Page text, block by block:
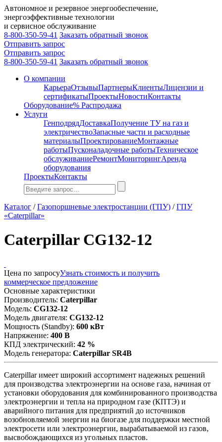
Автономное и резервное энергообеспечение,
энергоэффективные технологии
и сервисное обслуживание
8-800-350-59-41 Заказать обратный звонок
Отправить запрос
Отправить запрос
8-800-350-59-41 Заказать обратный звонок
О компании
КарьераОтзывыПартнерыКлиентыЛицензии и
сертификатыПроектыНовостиКонтакты
Оборудование% Распродажа
Услуги
ГенподрядДоставкаПолучение ТУ на газ и
электричествоЗапасные части и расходные
материалыПроектированиеМонтажные
работыПусконаладочные работыТехническое
обслуживаниеРемонтМониторингАренда
оборудования
ПроектыКонтакты
Каталог /Газопоршневые электростанции (ГПУ) /ГПУ
«Caterpillar»
Caterpillar CG132-12
Цена по запросуУзнать стоимость и получить
коммерческое предложение
Основные характеристики
Производитель: Caterpillar
Модель: CG132-12
Модель двигателя: CG132-12
Мощность (Standby): 600 кВт
Напряжение: 400 В
КПД электрический: 42 %
Модель генератора: Caterpillar SR4B
Caterpillar имеет широкий ассортимент надежных решений
для производства электроэнергии на основе газа, начиная от
установки оборудования для комбинированного производства
электроэнергии и тепла на природном газе (КПТЭ) и
аварийного питания для предприятий до источников
возобновляемой энергии на биогазе для поддержки местной
электросети или электроэнергии, вырабатываемой из газов,
высвобождающихся из угольных пластов.